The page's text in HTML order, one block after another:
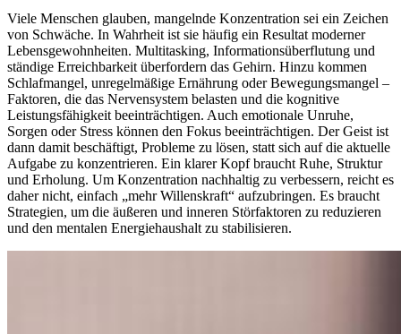
Viele Menschen glauben, mangelnde Konzentration sei ein Zeichen
von Schwäche. In Wahrheit ist sie häufig ein Resultat moderner
Lebensgewohnheiten. Multitasking, Informationsüberflutung und
ständige Erreichbarkeit überfordern das Gehirn. Hinzu kommen
Schlafmangel, unregelmäßige Ernährung oder Bewegungsmangel –
Faktoren, die das Nervensystem belasten und die kognitive
Leistungsfähigkeit beeinträchtigen. Auch emotionale Unruhe,
Sorgen oder Stress können den Fokus beeinträchtigen. Der Geist ist
dann damit beschäftigt, Probleme zu lösen, statt sich auf die aktuelle
Aufgabe zu konzentrieren. Ein klarer Kopf braucht Ruhe, Struktur
und Erholung. Um Konzentration nachhaltig zu verbessern, reicht es
daher nicht, einfach „mehr Willenskraft“ aufzubringen. Es braucht
Strategien, um die äußeren und inneren Störfaktoren zu reduzieren
und den mentalen Energiehaushalt zu stabilisieren.